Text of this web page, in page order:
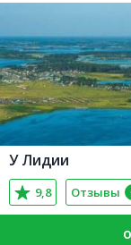
У Лидии
9,8 Отзывы